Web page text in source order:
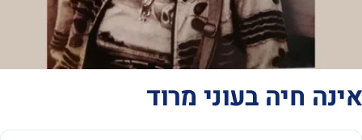
אינה חיה בעוני מרוד